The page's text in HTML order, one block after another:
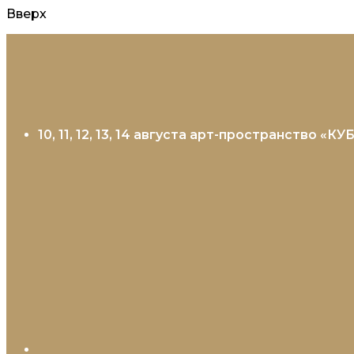
Вверх
10, 11, 12, 13, 14 августа арт-пространство